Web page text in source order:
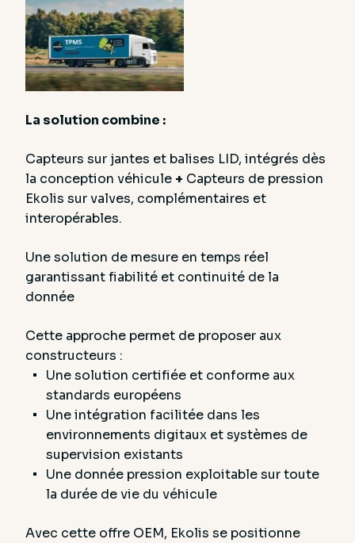
La solution combine :
Capteurs sur jantes et balises LID, intégrés dès
la conception véhicule + Capteurs de pression
Ekolis sur valves, complémentaires et
interopérables.
Une solution de mesure en temps réel
garantissant fiabilité et continuité de la
donnée
Cette approche permet de proposer aux
constructeurs :
Une solution certifiée et conforme aux
standards européens
Une intégration facilitée dans les
environnements digitaux et systèmes de
supervision existants
Une donnée pression exploitable sur toute
la durée de vie du véhicule
Avec cette offre OEM, Ekolis se positionne